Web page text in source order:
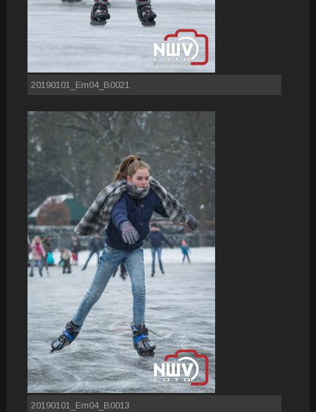
20190101_Em04_B0021
20190101_Em04_B0013